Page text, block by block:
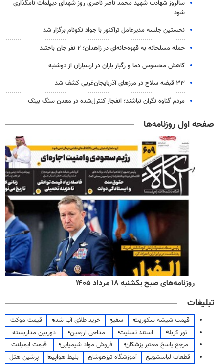
سالروز شهادت شهید محمد ناصر ناصری روز شهدای دیپلمات نامگذاری
شود
نخستین جلسه مدیرعامل تراکتور با جواد نکونام برگزار شد
حمله مسلحانه به قهوه‌خانه‌ای در زاهدان؛ ۲ نفر جان باختند
کاهش محسوس دما و رگبار باران در ارسباران از دوشنبه
۳۳ قبضه سلاح در مرزهای آذربایجان‌غربی کشف شد
مردم گناوه نگران نباشند؛ انفجار کنترل‌شده در معدن سنگ بینک
صفحه اول روزنامه‌ها
روزنامه‌های صبح یکشنبه ۱۸ مرداد ۱۴۰۵
تبلیغات
قیمت شیشه سکوریت سفیر خرید طلای آب شده
قیمت موکت
تور کربلا
استند تسلیت مداحی اربعین
دوربین مداربسته
مرجع پاسخ معتبر پزشکان
فروش مواد شیمیایی
قیمت ایمپلنت
قطعات لباسشویی
آموزشگاه تیزهوشان بلیط هواپیما
پرشین هتل